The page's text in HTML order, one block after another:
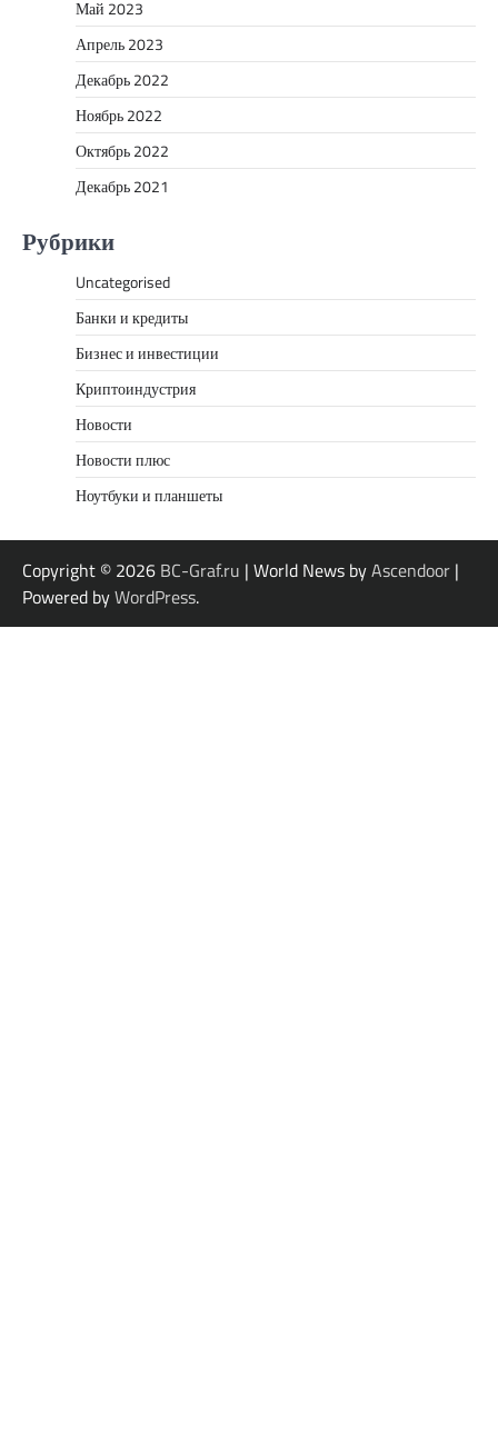
Май 2023
Апрель 2023
Декабрь 2022
Ноябрь 2022
Октябрь 2022
Декабрь 2021
Рубрики
Uncategorised
Банки и кредиты
Бизнес и инвестиции
Криптоиндустрия
Новости
Новости плюс
Ноутбуки и планшеты
Copyright © 2026 BC-Graf.ru | World News byAscendoor |
Powered byWordPress.